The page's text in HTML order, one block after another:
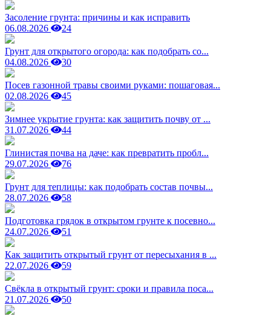
Засоление грунта: причины и как исправить
06.08.2026
24
Грунт для открытого огорода: как подобрать со...
04.08.2026
30
Посев газонной травы своими руками: пошаговая...
02.08.2026
45
Зимнее укрытие грунта: как защитить почву от ...
31.07.2026
44
Глинистая почва на даче: как превратить пробл...
29.07.2026
76
Грунт для теплицы: как подобрать состав почвы...
28.07.2026
58
Подготовка грядок в открытом грунте к посевно...
24.07.2026
51
Как защитить открытый грунт от пересыхания в ...
22.07.2026
59
Свёкла в открытый грунт: сроки и правила поса...
21.07.2026
50